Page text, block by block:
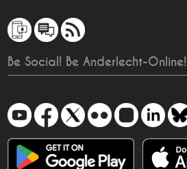
Be Social! Be Anderlecht-Online!